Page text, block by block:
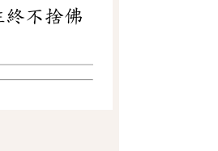
不捨佛